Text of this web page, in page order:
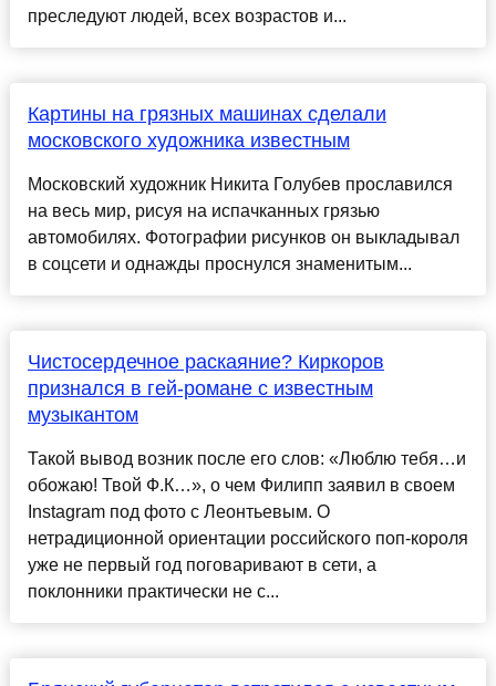
преследуют людей, всех возрастов и...
Картины на грязных машинах сделали
московского художника известным
Московский художник Никита Голубев прославился
на весь мир, рисуя на испачканных грязью
автомобилях. Фотографии рисунков он выкладывал
в соцсети и однажды проснулся знаменитым...
Чистосердечное раскаяние? Киркоров
признался в гей-романе с известным
музыкантом
Такой вывод возник после его слов: «Люблю тебя…и
обожаю! Твой Ф.К…», о чем Филипп заявил в своем
Instagram под фото с Леонтьевым. О
нетрадиционной ориентации российского поп-короля
уже не первый год поговаривают в сети, а
поклонники практически не с...